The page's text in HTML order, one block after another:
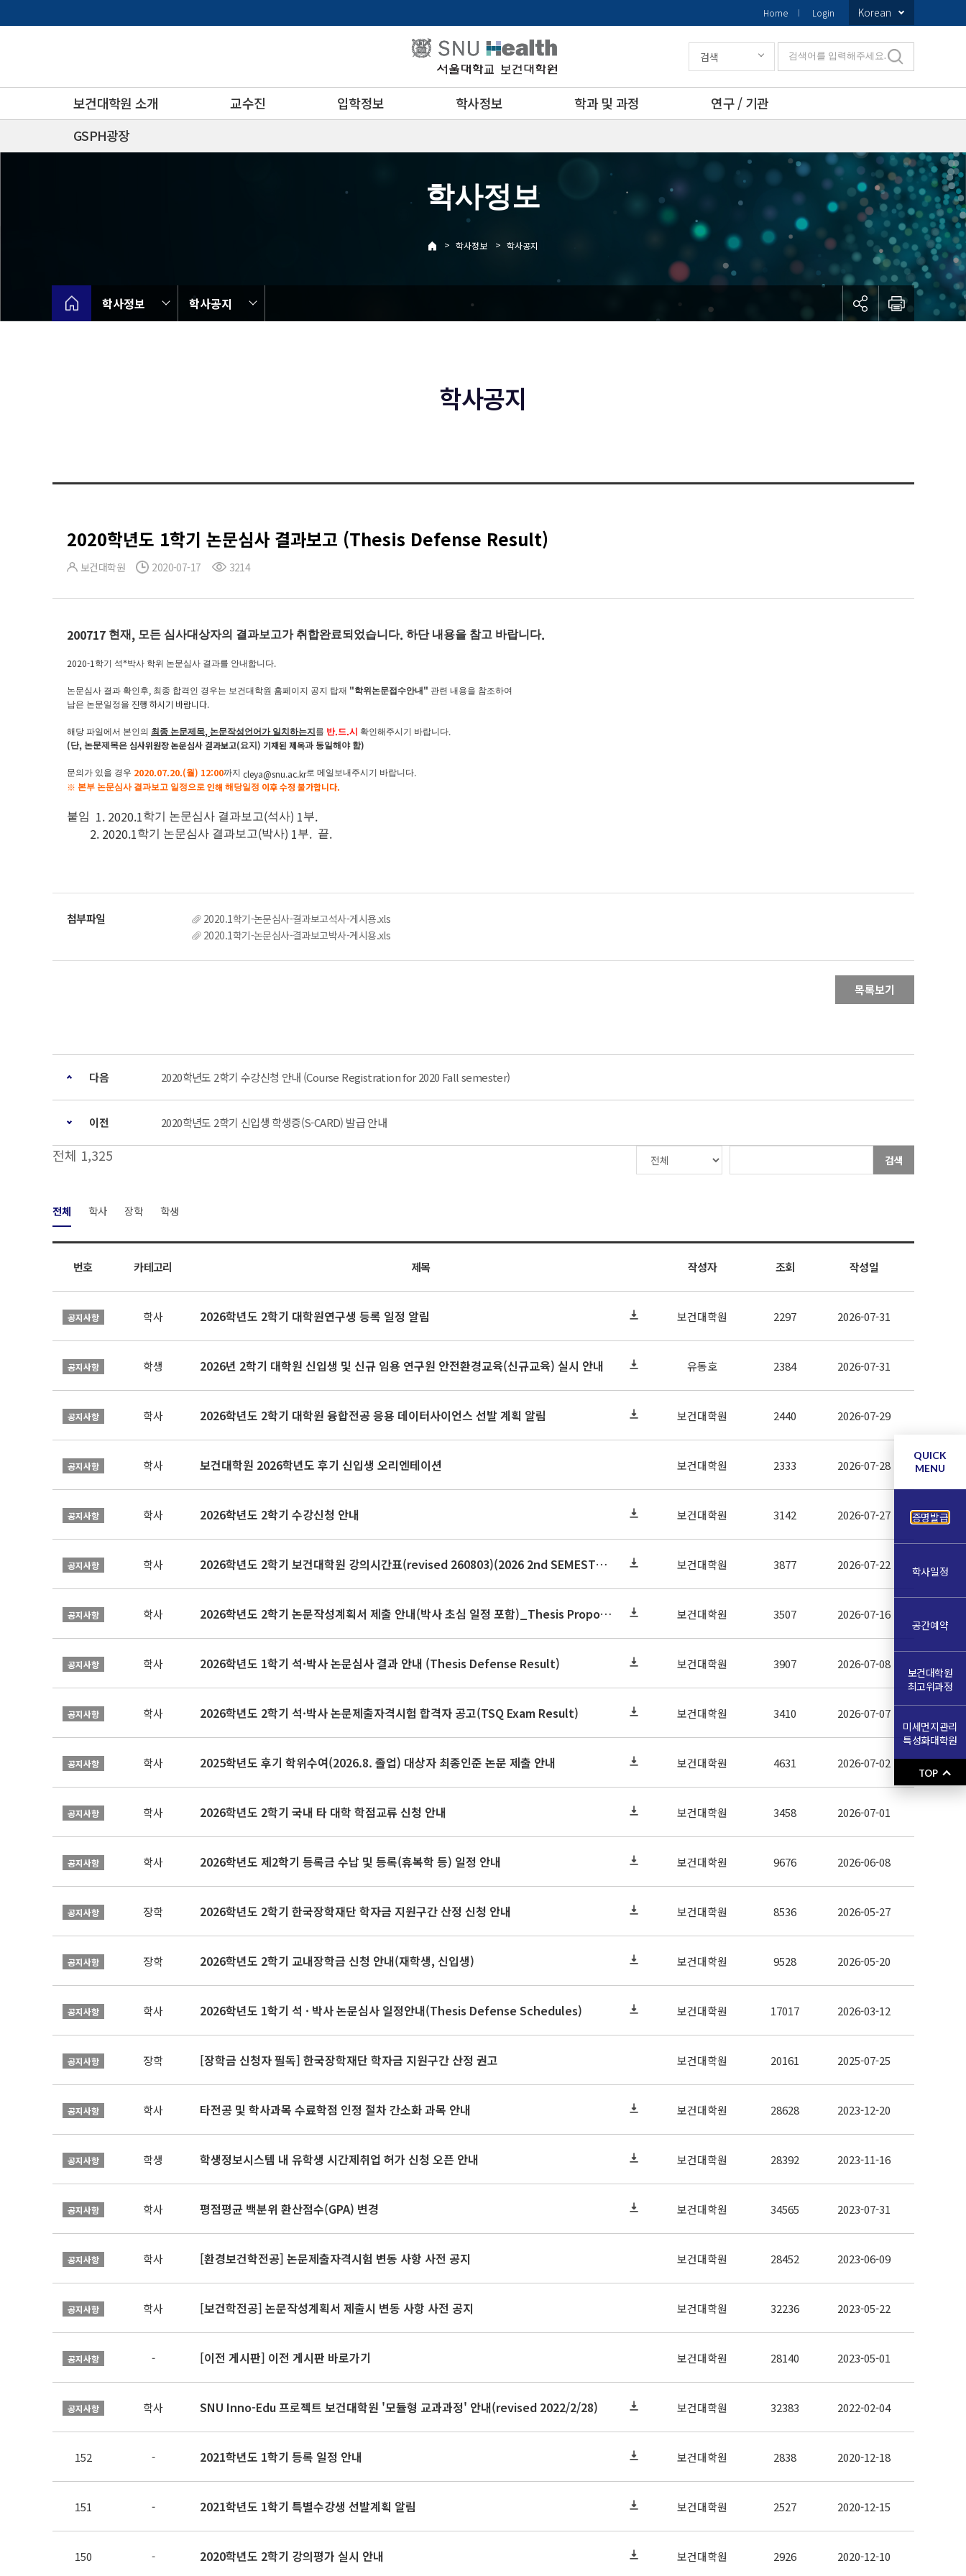
로
Home Login Korean
보건대학원 소개 교수진 입학정보 학사정보 학과 및 과정
연구 / 기관
GSPH광장
검색 검색어를 입력해주세요.
학사정보
> 학사정보 > 학사공지
학사정보 학사공지
학사공지
2020학년도 1학기 논문심사 결과보고 (Thesis Defense Result)
보건대학원 2020-07-17 3214
200717 현재 , 모든 심사대상자의 결과보고가 취합완료되었습니다. 하단 내용을 참고 바랍니다.
2020-1 학기 석*박사 학위 논문심사 결과를 안내합니다.
논문심사 결과 확인후, 최종 합격인 경우는 보건대학원 홈페이지 공지 탑재 "학위논문접수안내 " 관련 내용을 참조하여
남은 논문일정을 진행 하시기 바랍니다.
해당 파일에서 본인의 최종 논문제목, 논문작성언어가 일치하는지 를 반.드.시 확인해주시기 바랍니다.
(단, 논문제목은 심사위원장 논문심사 결과보고(요지 ) 기재된 제목과 동일해야 함)
문의가 있을 경우 2020.07.20.(월) 12:00까지 cleya@snu.ac.kr로 메일보내주시기 바랍니다.
※ 본부 논문심사 결과보고 일정으로 인해 해당일정 이후 수정 불가합니다.
붙임 1. 2020.1학기 논문심사 결과보고(석사) 1부.
2. 2020.1학기 논문심사 결과보고(박사) 1부. 끝.
2020.1학기-논문심사-결과보고석사-게시용.xls
2020.1학기-논문심사-결과보고박사-게시용.xls
목록보기
다음 2020학년도 2학기 수강신청 안내 (Course Registration for 2020 Fall semester)
이전 2020학년도 2학기 신입생 학생증(S-CARD) 발급 안내
전체 1,325 검색
전체 학사 장학 학생
번호 카테고리 제목 작성자 조회 작성일
공지사항 학사 2026학년도 2학기 대학원연구생 등록 일정 알림 보건대학원 2297 2026-07-31
공지사항 학생 2026년 2학기 대학원 신입생 및 신규 임용 연구원 안전환경교육(신규교육) 실시 안내 유동호 2384 2026-07-31
공지사항 학사 2026학년도 2학기 대학원 융합전공 응용 데이터사이언스 선발 계획 알림 보건대학원 2440 2026-07-29
공지사항 학사 보건대학원 2026학년도 후기 신입생 오리엔테이션 보건대학원 2333 2026-07-28
공지사항 학사 2026학년도 2학기 수강신청 안내 보건대학원 3142 2026-07-27
공지사항 학사 2026학년도 2학기 보건대학원 강의시간표(revised 260803)(2026 2nd SEMESTER SNU GSPH TIMETABLE) 보건대학원 3877 2026-07-22
공지사항 학사 2026학년도 2학기 논문작성계획서 제출 안내(박사 초심 일정 포함)_Thesis Proposal 보건대학원 3507 2026-07-16
공지사항 학사 2026학년도 1학기 석·박사 논문심사 결과 안내 (Thesis Defense Result) 보건대학원 3907 2026-07-08
공지사항 학사 2026학년도 2학기 석·박사 논문제출자격시험 합격자 공고(TSQ Exam Result) 보건대학원 3410 2026-07-07
공지사항 학사 2025학년도 후기 학위수여(2026.8. 졸업) 대상자 최종인준 논문 제출 안내 보건대학원 4631 2026-07-02
공지사항 학사 2026학년도 2학기 국내 타 대학 학점교류 신청 안내 보건대학원 3458 2026-07-01
공지사항 학사 2026학년도 제2학기 등록금 수납 및 등록(휴복학 등) 일정 안내 보건대학원 9676 2026-06-08
공지사항 장학 2026학년도 2학기 한국장학재단 학자금 지원구간 산정 신청 안내 보건대학원 8536 2026-05-27
공지사항 장학 2026학년도 2학기 교내장학금 신청 안내(재학생, 신입생) 보건대학원 9528 2026-05-20
공지사항 학사 2026학년도 1학기 석 · 박사 논문심사 일정안내(Thesis Defense Schedules) 보건대학원 17017 2026-03-12
공지사항 장학 [장학금 신청자 필독] 한국장학재단 학자금 지원구간 산정 권고 보건대학원 20161 2025-07-25
공지사항 학사 타전공 및 학사과목 수료학점 인정 절차 간소화 과목 안내 보건대학원 28628 2023-12-20
공지사항 학생 학생정보시스템 내 유학생 시간제취업 허가 신청 오픈 안내 보건대학원 28392 2023-11-16
공지사항 학사 평점평균 백분위 환산점수(GPA) 변경 보건대학원 34565 2023-07-31
공지사항 학사 [환경보건학전공] 논문제출자격시험 변동 사항 사전 공지 보건대학원 28452 2023-06-09
공지사항 학사 [보건학전공] 논문작성계획서 제출시 변동 사항 사전 공지 보건대학원 32236 2023-05-22
공지사항 - [이전 게시판] 이전 게시판 바로가기 보건대학원 28140 2023-05-01
공지사항 학사 SNU Inno-Edu 프로젝트 보건대학원 '모듈형 교과과정' 안내(revised 2022/2/28) 보건대학원 32383 2022-02-04
152 - 2021학년도 1학기 등록 일정 안내 보건대학원 2838 2020-12-18
151 - 2021학년도 1학기 특별수강생 선발계획 알림 보건대학원 2527 2020-12-15
150 - 2020학년도 2학기 강의평가 실시 안내 보건대학원 2926 2020-12-10
QUICK
MENU
증명발급
학사일정
공간예약
보건대학원
최고위과정
미세먼지관리
특성화대학원
TOP